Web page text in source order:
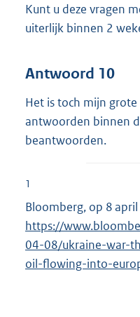
Kunt u deze vragen
uiterlijk binnen 2
Antwoord 10
Het is toch mijn
antwoorden binnen
beantwoorden.
1
Bloomberg, op 8
https://
04-08/ukraine-war-
oil-flowing-into-